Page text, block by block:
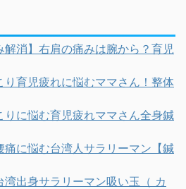
解消】右肩の痛みは腕から？育児
り育児疲れに悩むママさん！整体
りに悩む育児疲れママさん全身鍼
に悩む台湾人サラリーマン【鍼
出身サラリーマン吸い玉（ カ